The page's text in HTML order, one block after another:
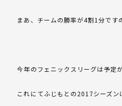
まあ、チームの勝率が4割1分です
今年のフェニックスリーグは予定
これにてふじもとの2017シーズン